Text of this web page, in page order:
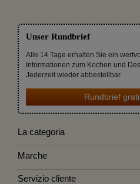
Unser Rundbrief
Alle 14 Tage erhalten Sie ein
Informationen zum Kochen und
Jederzeit wieder abbestellbar.
Rundbrief
La categoria
Marche
Servizio cliente